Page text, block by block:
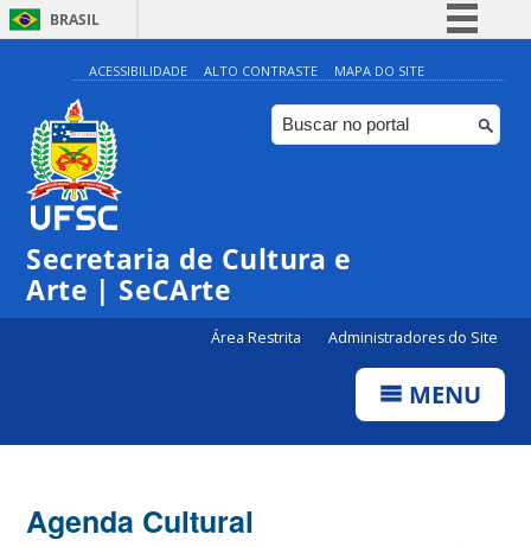
BRASIL
Simplifique!
Comunica BR
Participe
ACESSIBILIDADE ALTO CONTRASTE MAPA DO SITE
Secretaria de Cultura e
Arte | SeCArte
Área Restrita Administradores do Site
MENU
Agenda Cultural